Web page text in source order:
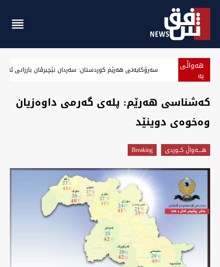
هەواڵی
بە سەرۆکایەتی هەرێم کوردستان: سەردان نێچیرڤان بارزانی
کەشناسی هەرێم: پلەی گەرمی داوەزیان
وەخوەی دوینێد
هــــه‌واڵ كــوردى Breaking